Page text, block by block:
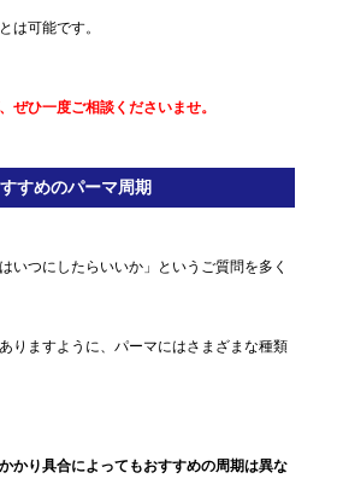
は可能です。
ぜひ一度ご相談くださいませ。
すめのパーマ周期
いつにしたらいいか」というご質問を多く
りますように、パーマにはさまざまな種類
かり具合によってもおすすめの周期は異な